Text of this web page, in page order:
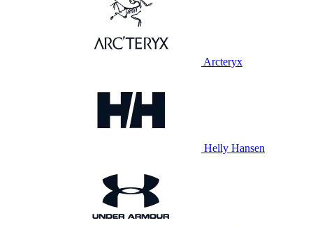
Arcteryx
Helly Hansen